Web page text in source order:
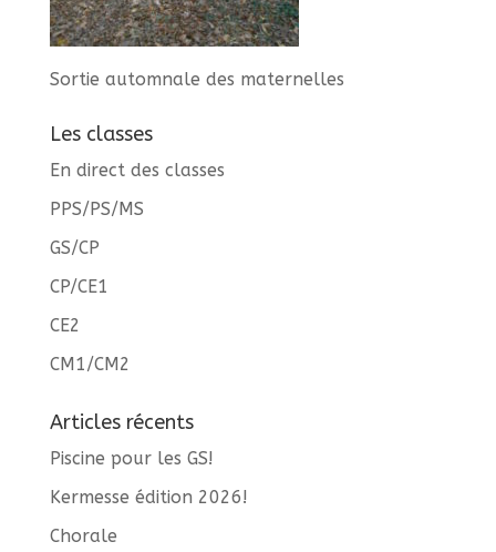
Sortie automnale des maternelles
Les classes
En direct des classes
PPS/PS/MS
GS/CP
CP/CE1
CE2
CM1/CM2
Articles récents
Piscine pour les GS!
Kermesse édition 2026!
Chorale